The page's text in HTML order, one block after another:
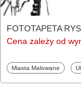
FOTOTAPETA
Cena zależy od
Fototapety
Miasta Malowane